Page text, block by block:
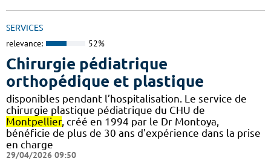
SERVICES
relevance: 52%
Chirurgie pédiatrique
orthopédique et plastique
disponibles pendant l’hospitalisation. Le service de
chirurgie plastique pédiatrique du CHU de
Montpellier, créé en 1994 par le Dr Montoya,
bénéficie de plus de 30 ans d'expérience dans la prise
en charge
29/04/2026 09:50